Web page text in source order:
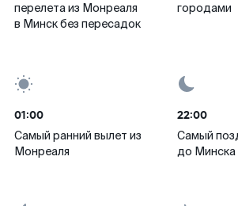
перелета из Монреаля
в Минск без пересадок
городами
01:00
Самый ранний вылет из
Монреаля
22:00
Самый
до Минска